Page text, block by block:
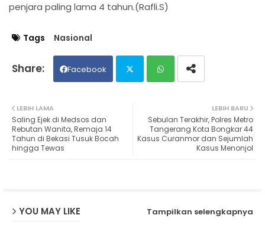
penjara paling lama 4 tahun.(Rafli.S)
Tags Nasional
Facebook
ats
LEBIH BARU
Sebulan Terakhir, Polres Metro
Tangerang Kota Bongkar 44
Kasus Curanmor dan Sejumlah
Kasus Menonjol
LEBIH LAMA
Saling Ejek di Medsos dan
Rebutan Wanita, Remaja 14
Tahun di Bekasi Tusuk Bocah
hingga Tewas
YOU MAY LIKE Tampilkan selengkapnya